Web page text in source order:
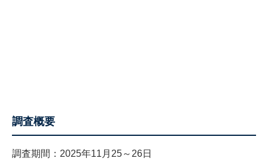
調査概要
調査期間：2025年11月25～26日